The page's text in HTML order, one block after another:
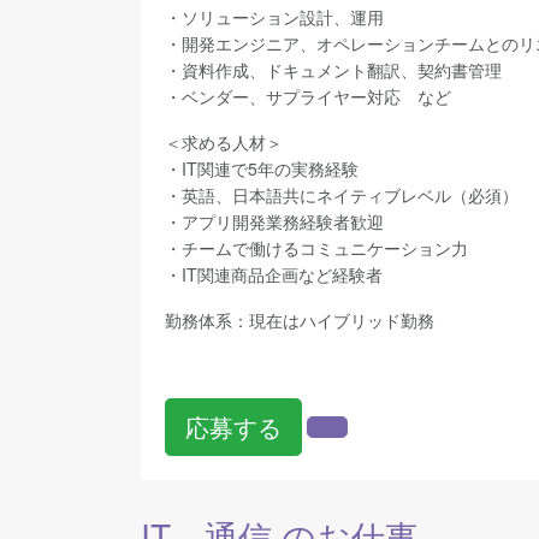
・ソリューション設計、運用
・開発エンジニア、オペレーションチームとの
・資料作成、ドキュメント翻訳、契約書管理
・ベンダー、サプライヤー対応 など
＜求める人材＞
・IT関連で5年の実務経験
・英語、日本語共にネイティブレベル（必須）
・アプリ開発業務経験者歓迎
・チームで働けるコミュニケーション力
・IT関連商品企画など経験者
勤務体系：現在はハイブリッド勤務
応募する